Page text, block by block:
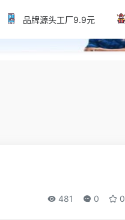
品牌源头工厂9.9元
481 0 0